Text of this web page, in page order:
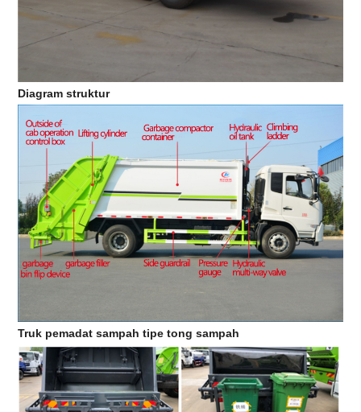
Diagram struktur
Truk pemadat sampah tipe tong sampah